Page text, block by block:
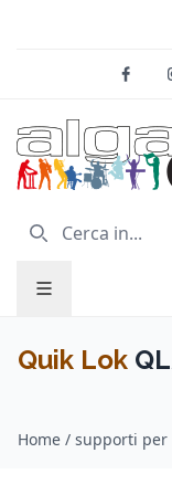
Quik Lok
Home /